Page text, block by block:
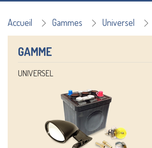
Accueil Gammes Universel
GAMME
UNIVERSEL